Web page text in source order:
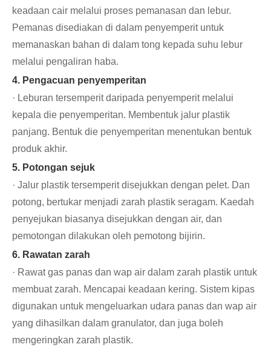
keadaan cair melalui proses pemanasan dan lebur.
Pemanas disediakan di dalam penyemperit untuk
memanaskan bahan di dalam tong kepada suhu lebur
melalui pengaliran haba.
4. Pengacuan penyemperitan
· Leburan tersemperit daripada penyemperit melalui
kepala die penyemperitan. Membentuk jalur plastik
panjang. Bentuk die penyemperitan menentukan bentuk
produk akhir.
5. Potongan sejuk
· Jalur plastik tersemperit disejukkan dengan pelet. Dan
potong, bertukar menjadi zarah plastik seragam. Kaedah
penyejukan biasanya disejukkan dengan air, dan
pemotongan dilakukan oleh pemotong bijirin.
6. Rawatan zarah
· Rawat gas panas dan wap air dalam zarah plastik untuk
membuat zarah. Mencapai keadaan kering. Sistem kipas
digunakan untuk mengeluarkan udara panas dan wap air
yang dihasilkan dalam granulator, dan juga boleh
mengeringkan zarah plastik.